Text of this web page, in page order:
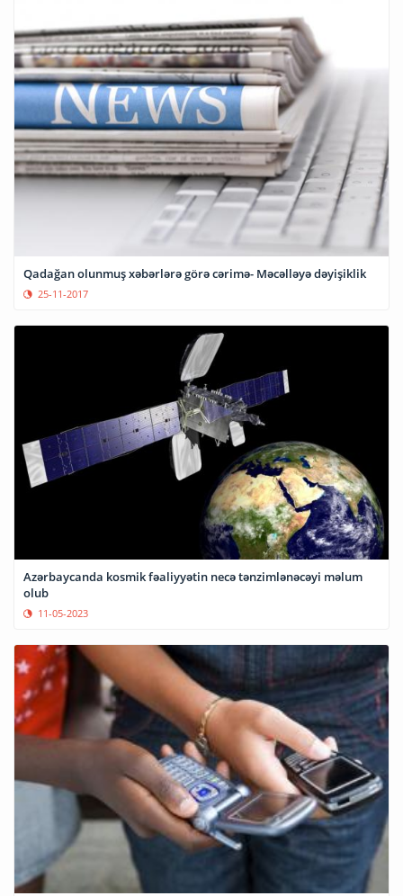
Qadağan olunmuş xəbərlərə görə cərimə- Məcəlləyə dəyişiklik
25-11-2017
Azərbaycanda kosmik fəaliyyətin necə tənzimlənəcəyi məlum
olub
11-05-2023